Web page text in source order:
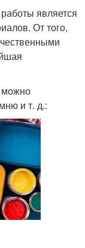
является
От того,
можно
и т. д.: